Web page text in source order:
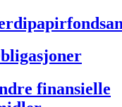
finansielle